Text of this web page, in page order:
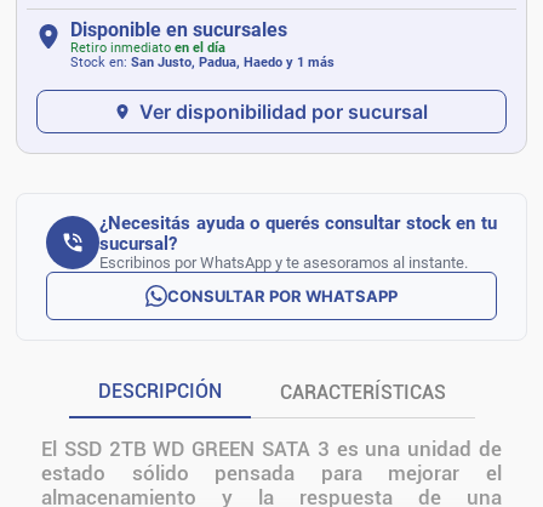
Disponible en sucursales
Retiro inmediato en el día
Stock en: San Justo, Padua, Haedo y 1 más
Ver disponibilidad por sucursal
¿Necesitás ayuda o querés consultar stock en tu
sucursal?
Escribinos por WhatsApp y te asesoramos al instante.
CONSULTAR POR WHATSAPP
DESCRIPCIÓN CARACTERÍSTICAS
El SSD 2TB WD GREEN SATA 3 es una unidad de
estado sólido pensada para mejorar el
almacenamiento y la respuesta de una